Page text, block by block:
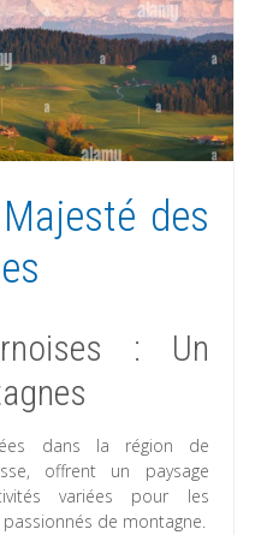
des
: Un
dans la région de
offrent un paysage
variées pour les
de montagne.